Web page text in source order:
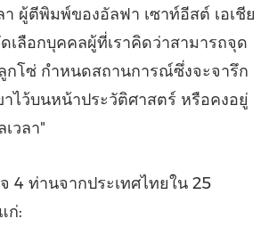
ผู้ตีพิมพ์ของอัลฟา เซาท์อีสต์ เอเชีย
เลือกบุคคลผู้ที่เราคิดว่าสามารถจุด
กโซ่ กำหนดสถานการณ์ซึ่งจะจารึก
าไว้บนหน้าประวัติศาสตร์ หรือคงอยู่
วลา"
4 ท่านจากประเทศไทยใน 25
ก่: